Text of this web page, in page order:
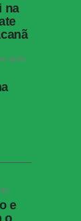
na
atrás
e
o